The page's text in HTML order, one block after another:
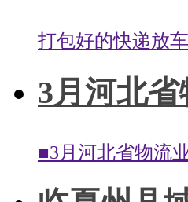
打包好的快递放
3月河北
■3月河北省物流